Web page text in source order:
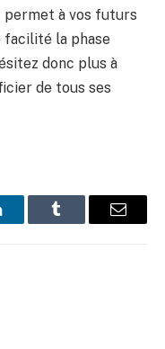
permet à vos futurs
facilité la phase
donc plus à
de tous ses
Tumblr Email